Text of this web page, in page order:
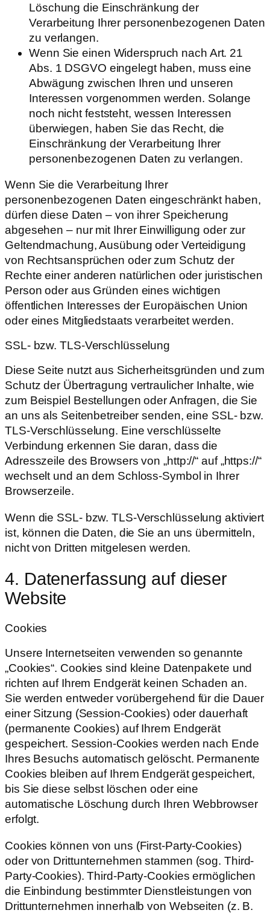
Löschung die Einschränkung der
Verarbeitung Ihrer personenbezogenen Daten
zu verlangen.
Wenn Sie einen Widerspruch nach Art. 21
Abs. 1 DSGVO eingelegt haben, muss eine
Abwägung zwischen Ihren und unseren
Interessen vorgenommen werden. Solange
noch nicht feststeht, wessen Interessen
überwiegen, haben Sie das Recht, die
Einschränkung der Verarbeitung Ihrer
personenbezogenen Daten zu verlangen.
Wenn Sie die Verarbeitung Ihrer
personenbezogenen Daten eingeschränkt haben,
dürfen diese Daten – von ihrer Speicherung
abgesehen – nur mit Ihrer Einwilligung oder zur
Geltendmachung, Ausübung oder Verteidigung
von Rechtsansprüchen oder zum Schutz der
Rechte einer anderen natürlichen oder juristischen
Person oder aus Gründen eines wichtigen
öffentlichen Interesses der Europäischen Union
oder eines Mitgliedstaats verarbeitet werden.
SSL- bzw. TLS-Verschlüsselung
Diese Seite nutzt aus Sicherheitsgründen und zum
Schutz der Übertragung vertraulicher Inhalte, wie
zum Beispiel Bestellungen oder Anfragen, die Sie
an uns als Seitenbetreiber senden, eine SSL- bzw.
TLS-Verschlüsselung. Eine verschlüsselte
Verbindung erkennen Sie daran, dass die
Adresszeile des Browsers von „http://“ auf „https://“
wechselt und an dem Schloss-Symbol in Ihrer
Browserzeile.
Wenn die SSL- bzw. TLS-Verschlüsselung aktiviert
ist, können die Daten, die Sie an uns übermitteln,
nicht von Dritten mitgelesen werden.
4. Datenerfassung auf dieser
Website
Cookies
Unsere Internetseiten verwenden so genannte
„Cookies“. Cookies sind kleine Datenpakete und
richten auf Ihrem Endgerät keinen Schaden an.
Sie werden entweder vorübergehend für die Dauer
einer Sitzung (Session-Cookies) oder dauerhaft
(permanente Cookies) auf Ihrem Endgerät
gespeichert. Session-Cookies werden nach Ende
Ihres Besuchs automatisch gelöscht. Permanente
Cookies bleiben auf Ihrem Endgerät gespeichert,
bis Sie diese selbst löschen oder eine
automatische Löschung durch Ihren Webbrowser
erfolgt.
Cookies können von uns (First-Party-Cookies)
oder von Drittunternehmen stammen (sog. Third-
Party-Cookies). Third-Party-Cookies ermöglichen
die Einbindung bestimmter Dienstleistungen von
Drittunternehmen innerhalb von Webseiten (z. B.